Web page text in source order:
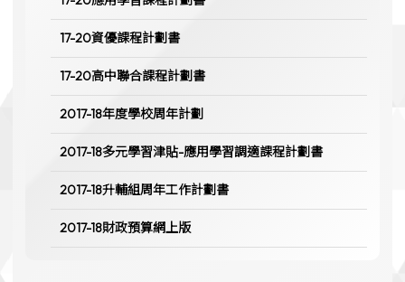
17-20資優課程計劃書
17-20高中聯合課程計劃書
2017-18年度學校周年計劃
2017-18多元學習津貼-應用學習調適課程計劃書
2017-18升輔組周年工作計劃書
2017-18財政預算網上版